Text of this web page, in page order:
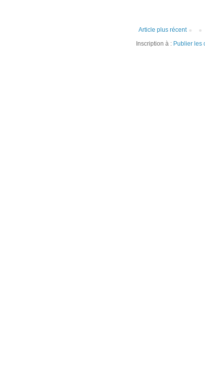
Article plus récent
Inscription à : Publier les